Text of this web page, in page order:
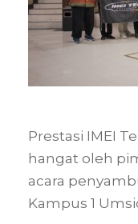
Prestasi IMEI
hangat oleh
acara
Kampus 1